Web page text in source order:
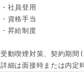
・社員登用
・資格手当
・昇給制度
受動喫煙対策、契約期間
詳細は面接時または内定